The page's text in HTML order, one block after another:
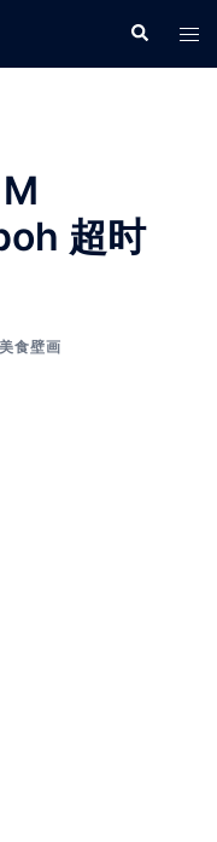
Search
超时
食壁画